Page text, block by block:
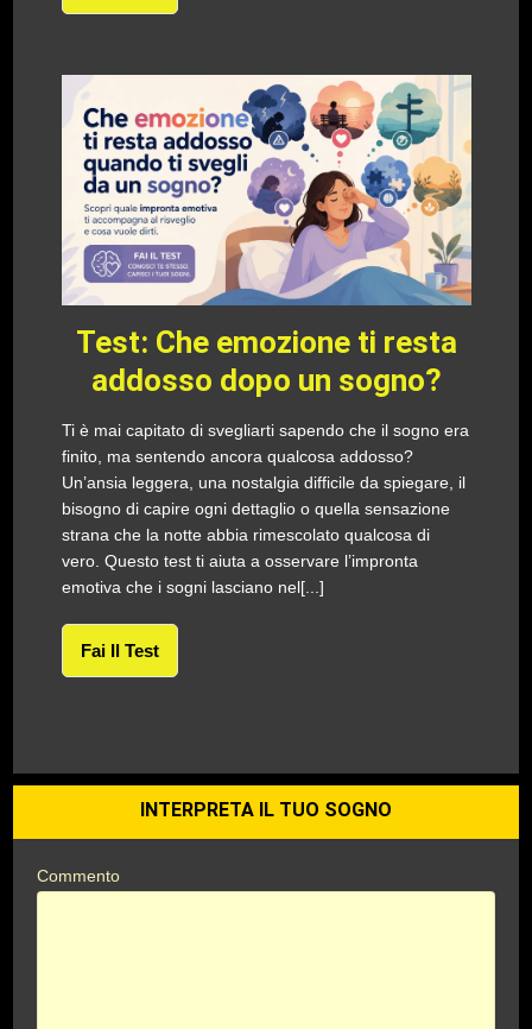
Test: Che emozione ti resta
addosso dopo un sogno?
Ti è mai capitato di svegliarti sapendo che il sogno era
finito, ma sentendo ancora qualcosa addosso?
Un’ansia leggera, una nostalgia difficile da spiegare, il
bisogno di capire ogni dettaglio o quella sensazione
strana che la notte abbia rimescolato qualcosa di
vero. Questo test ti aiuta a osservare l’impronta
emotiva che i sogni lasciano nel[...]
Fai Il Test
INTERPRETA IL TUO SOGNO
Commento